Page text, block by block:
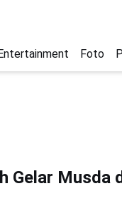
Foto
Gelar Musda